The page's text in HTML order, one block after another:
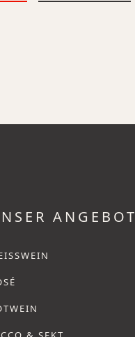
ANGEBOT